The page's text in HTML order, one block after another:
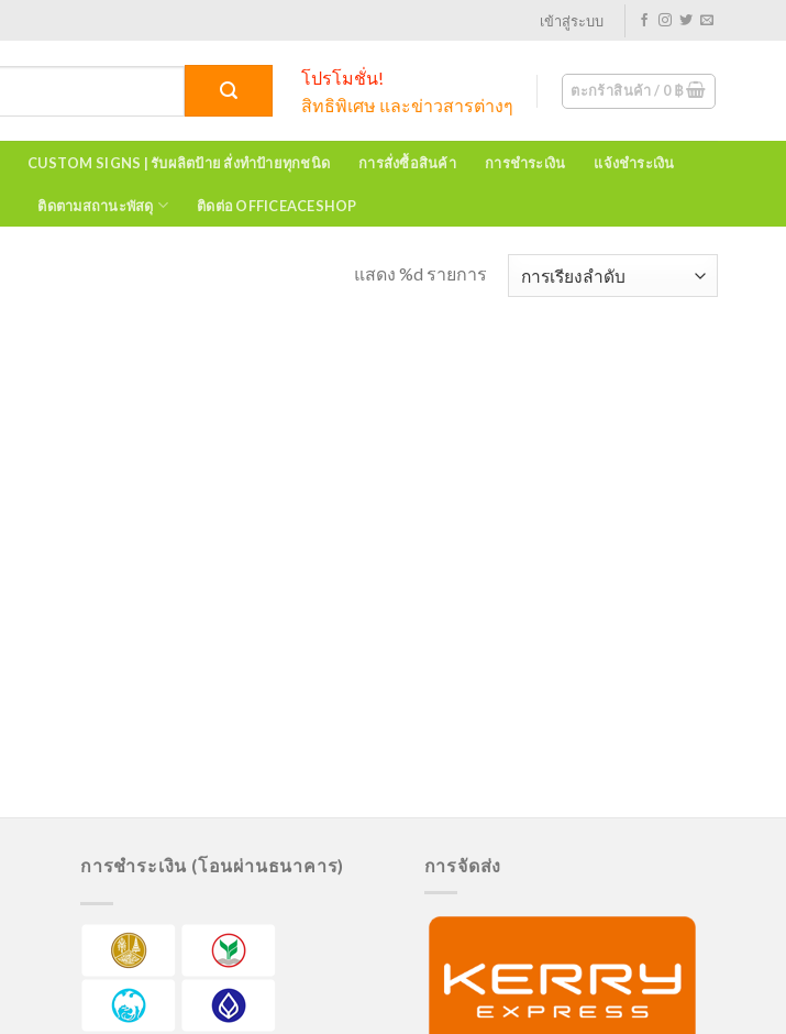
เข้าสู่ระบบ
โปรโมชั่น!
สิทธิพิเศษ และข่าวสารต่างๆ
ตะกร้าสินค้า / 0฿
CUSTOM SIGNS | รับผลิตป้าย สั่งทำป้ายทุกชนิด การสั่งซื้อสินค้า การชำระเงิน แจ้งชำระเงิน
ติดตามสถานะพัสดุ ติดต่อ OFFICEACESHOP
แสดง %d รายการ
การชำระเงิน (โอนผ่านธนาคาร) การจัดส่ง